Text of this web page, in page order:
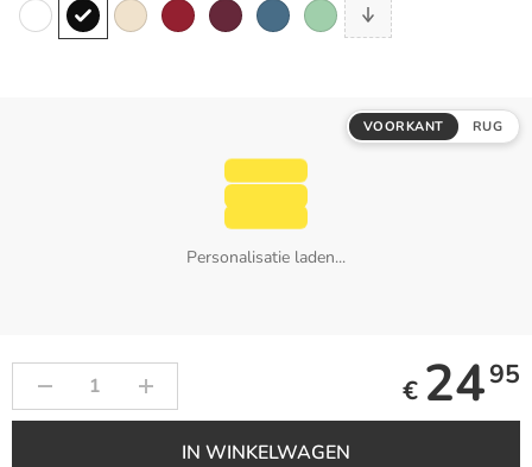
Personalisatie laden...
VOORKANT RUG
€ 2495
IN WINKELWAGEN